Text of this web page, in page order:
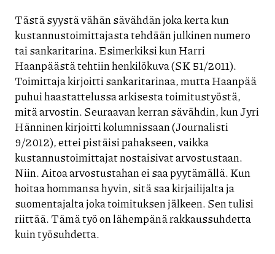
Tästä syystä vähän sävähdän joka kerta kun
kustannustoimittajasta tehdään julkinen numero
tai sankaritarina. Esimerkiksi kun Harri
Haanpäästä tehtiin henkilökuva (SK 51/2011).
Toimittaja kirjoitti sankaritarinaa, mutta Haanpää
puhui haastattelussa arkisesta toimitustyöstä,
mitä arvostin. Seuraavan kerran sävähdin, kun Jyri
Hänninen kirjoitti kolumnissaan (Journalisti
9/2012), ettei pistäisi pahakseen, vaikka
kustannustoimittajat nostaisivat arvostustaan.
Niin. Aitoa arvostustahan ei saa pyytämällä. Kun
hoitaa hommansa hyvin, sitä saa kirjailijalta ja
suomentajalta joka toimituksen jälkeen. Sen tulisi
riittää. Tämä työ on lähempänä rakkaussuhdetta
kuin työsuhdetta.